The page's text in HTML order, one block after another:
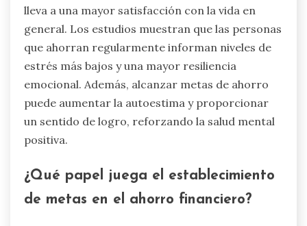
lleva a una mayor satisfacción con la vida en
general. Los estudios muestran que las personas
que ahorran regularmente informan niveles de
estrés más bajos y una mayor resiliencia
emocional. Además, alcanzar metas de ahorro
puede aumentar la autoestima y proporcionar
un sentido de logro, reforzando la salud mental
positiva.
¿Qué papel juega el establecimiento
de metas en el ahorro financiero?